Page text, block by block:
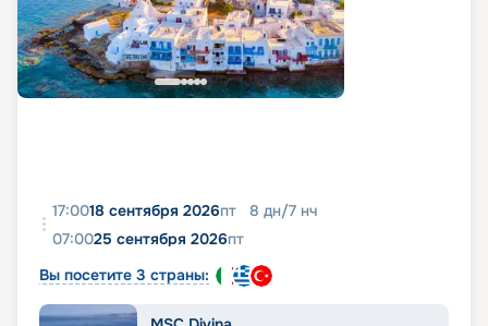
17:0018 сентября 2026пт 8 дн/7 нч
07:0025 сентября 2026пт
Вы посетите 3 страны: